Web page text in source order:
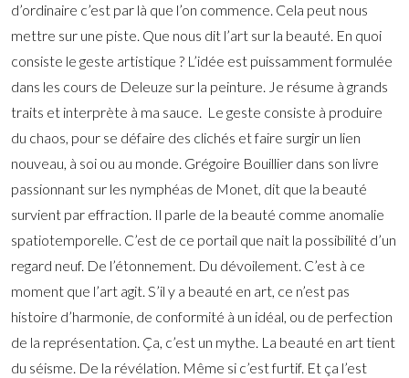
d’ordinaire c’est par là que l’on commence. Cela peut nous
mettre sur une piste. Que nous dit l’art sur la beauté. En quoi
consiste le geste artistique ? L’idée est puissamment formulée
dans les cours de Deleuze sur la peinture. Je résume à grands
traits et interprète à ma sauce. Le geste consiste à produire
du chaos, pour se défaire des clichés et faire surgir un lien
nouveau, à soi ou au monde. Grégoire Bouillier dans son livre
passionnant sur les nymphéas de Monet, dit que la beauté
survient par effraction. Il parle de la beauté comme anomalie
spatiotemporelle. C’est de ce portail que nait la possibilité d’un
regard neuf. De l’étonnement. Du dévoilement. C’est à ce
moment que l’art agit. S’il y a beauté en art, ce n’est pas
histoire d’harmonie, de conformité à un idéal, ou de perfection
de la représentation. Ça, c’est un mythe. La beauté en art tient
du séisme. De la révélation. Même si c’est furtif. Et ça l’est